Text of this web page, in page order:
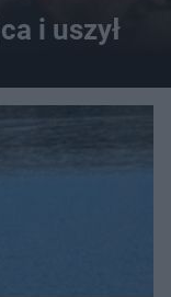
i uszył